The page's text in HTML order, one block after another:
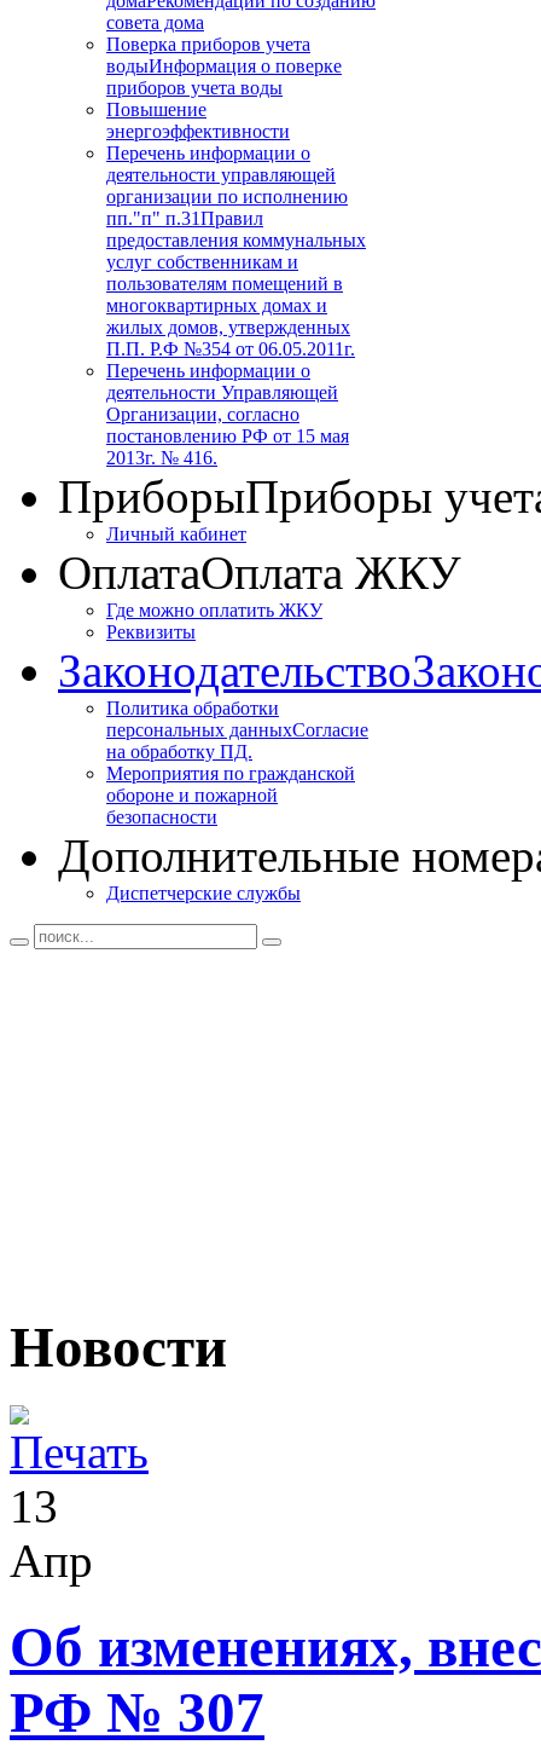
совета дома
Поверка приборов учета
водыИнформация о поверке
приборов учета воды
Повышение
энергоэффективности
Перечень информации о
деятельности управляющей
организации по исполнению
пп."п" п.31Правил
предоставления коммунальных
услуг собственникам и
пользователям помещений в
многоквартирных домах и
жилых домов, утвержденных
П.П. Р.Ф №354 от 06.05.2011г.
Перечень информации о
деятельности Управляющей
Организации, согласно
постановлению РФ от 15 мая
2013г. № 416.
ПриборыПриборы
Личный кабинет
ОплатаОплата ЖКУ
Где можно оплатить ЖКУ
Реквизиты
Законодательство
Политика обработки
персональных данныхСогласие
на обработку ПД.
Мероприятия по гражданской
обороне и пожарной
безопасности
Дополнительные
Диспетчерские службы
Новости
13
Апр
Об изменениях,
РФ № 307